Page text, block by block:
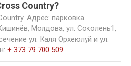
Country?
Адрес: парковка
Молдова, ул. Соколень1,
ул. Каля Орхеюлуй и ул.
+ 373 79 700 509